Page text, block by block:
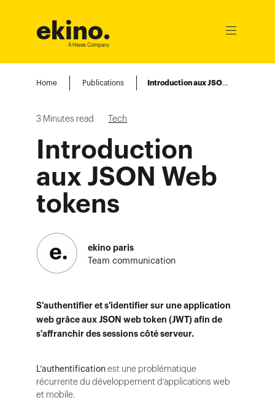
ekino.
A Havas Company
Ouvrir
Home Publications Introduction aux JSON Web tokens
3 Minutes read Tech
Introduction
aux JSON Web
tokens
S'authentifier et s'identifier sur une application
web grâce aux JSON web token (JWT) afin de
s'affranchir des sessions côté serveur.
ekino paris
Team communication
L’authentificationest une problématique
récurrente du développement d’applications web
et mobile.